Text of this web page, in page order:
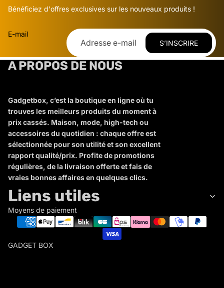
Bénéficiez d'offres exclusives sur les nouveaux produits !
E-mail
S’INSCRIRE
A PROPOS DE NOUS
Gadgetbox, c’est la boutique en ligne où tu
trouves les meilleurs produits du moment à
prix cassés. Maison, mode, high-tech ou
accessoires du quotidien : chaque offre est
sélectionnée pour son utilité et son excellent
rapport qualité/prix. Profite de promotions
régulières, de la livraison offerte et fais de
vraies bonnes affaires en quelques clics.
Liens utiles
Moyens de paiement
GADGET BOX